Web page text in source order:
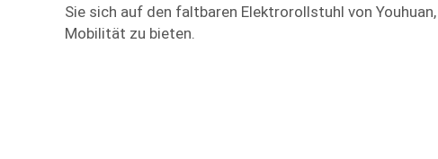
Sie sich auf den faltbaren Elektrorollstuhl von
Mobilität zu bieten.